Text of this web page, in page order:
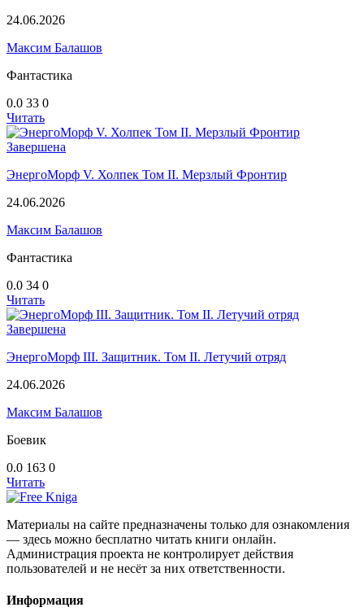
24.06.2026
Максим Балашов
Фантастика
0.0 33 0
Читать
Завершена
ЭнергоМорф V. Холпек Том II. Мерзлый Фронтир
24.06.2026
Максим Балашов
Фантастика
0.0 34 0
Читать
Завершена
ЭнергоМорф III. Защитник. Том II. Летучий отряд
24.06.2026
Максим Балашов
Боевик
0.0 163 0
Читать
Материалы на сайте предназначены только для ознакомления
— здесь можно бесплатно читать книги онлайн.
Администрация проекта не контролирует действия
пользователей и не несёт за них ответственности.
Информация